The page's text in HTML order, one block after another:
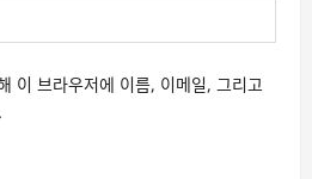
이 브라우저에 이름, 이메일, 그리고